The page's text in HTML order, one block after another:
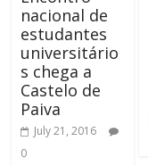
nacional de
estudantes
universitário
s chega a
Castelo de
Paiva
July 21, 2016
0